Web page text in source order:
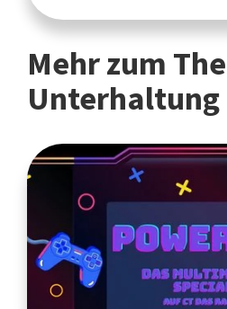
Mehr zum
Unterhaltung